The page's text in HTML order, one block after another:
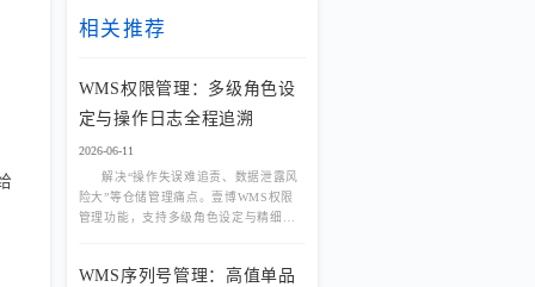
相关推荐
WMS权限管理：多级角色设
定与操作日志全程追溯
2026-06-11
解决“操作失误难追责、数据泄露风
险大”等仓储管理痛点。壹博WMS权限
管理功能，支持多级角色设定与精细化
库。
WMS序列号管理：高值单品